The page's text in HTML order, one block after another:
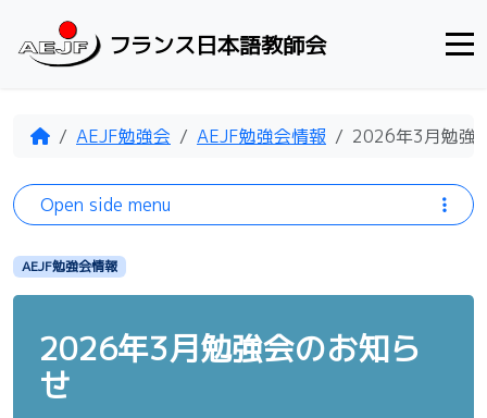
フランス日本語教師会
HomeAEJF勉強会 AEJF勉強会情報 2026年3月勉強
AEJF勉強会情報
2026年3月勉強会のお知ら
せ
Open side menu